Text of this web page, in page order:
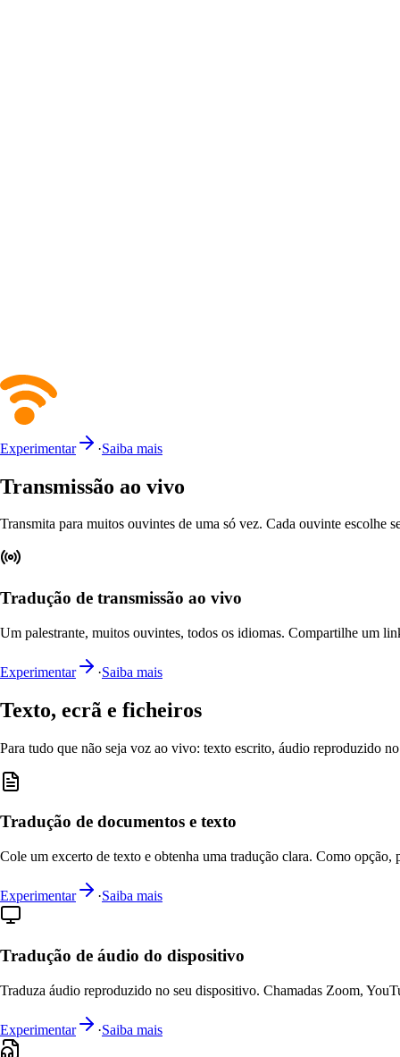
Experimentar ·Saiba mais
Transmissão ao vivo
Transmita para muitos ouvintes de uma só vez. Cada ouvinte escolhe
Tradução de transmissão ao vivo
Um palestrante, muitos ouvintes, todos os idiomas. Compartilhe um
Experimentar ·Saiba mais
Texto, ecrã e ficheiros
Para tudo que não seja voz ao vivo: texto escrito, áudio reproduzido
Tradução de documentos e texto
Cole um excerto de texto e obtenha uma tradução clara. Como
Experimentar ·Saiba mais
Tradução de áudio do dispositivo
Traduza áudio reproduzido no seu dispositivo. Chamadas Zoom,
Experimentar ·Saiba mais